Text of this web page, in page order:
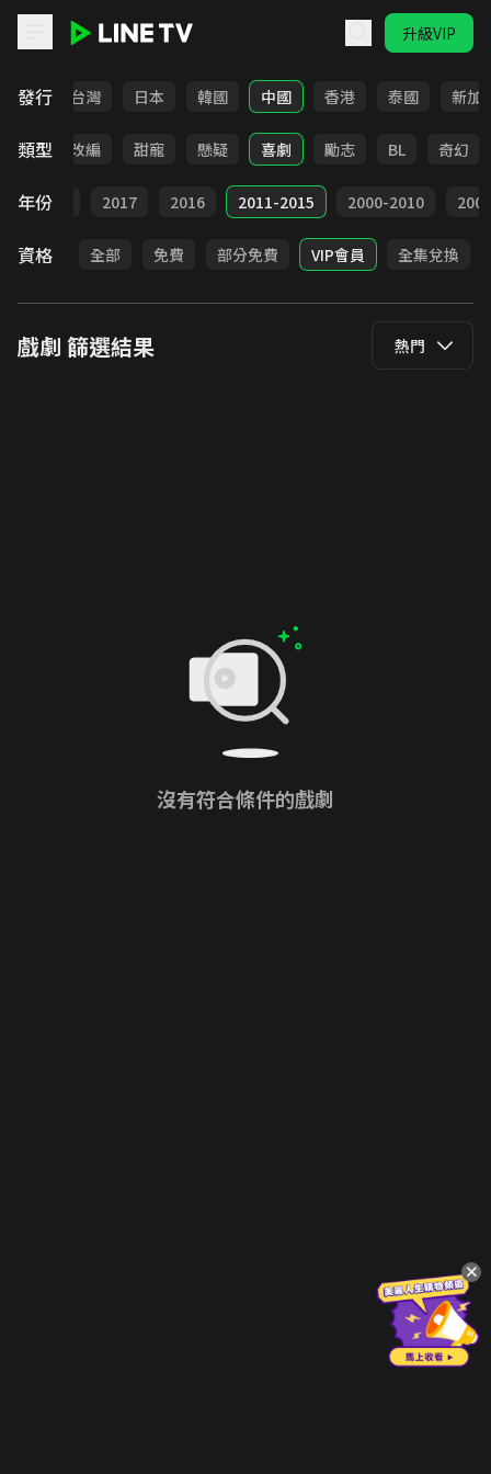
升級VIP
發行
全部 台灣 日本 韓國 中國 香港 泰國 新加
類型
都會 改編 甜寵 懸疑 喜劇 勵志 BL 奇幻
年份
2018 2017 2016 2011-2015 2000-2010
資格 全部 免費 部分免費 VIP會員 全集兌換
戲劇 篩選結果 熱門
沒有符合條件的戲劇